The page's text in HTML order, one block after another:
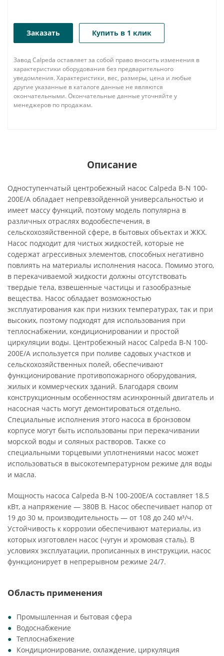
Заказать Купить в 1 клик
Завод Calpeda оставляет за собой право вносить изменения в
характеристики оборудования без предварительного
уведомления. Характеристики, вес, размеры, цена и любые
другие указанные в каталоге данные не являются
окончательными. Окончательные данные уточняйте у
менеджеров по продажам.
Описание
Одноступенчатый центробежный насос Calpeda B-N 100-
200E/A обладает непревзойденной универсальностью и
имеет массу функций, поэтому модель популярна в
различных отраслях водообеспечения, в
сельскохозяйственной сфере, в бытовых объектах и ЖКХ.
Насос подходит для чистых жидкостей, которые не
содержат агрессивных элементов, способных негативно
повлиять на материалы исполнения насоса. Помимо этого,
в перекачиваемой жидкости должны отсутствовать
твердые тела, взвешенные частицы и газообразные
вещества. Насос обладает возможностью
эксплуатирования как при низких температурах, так и при
высоких, поэтому подходят для использования при
теплоснабжении, кондиционировании и простой
циркуляции воды. Центробежный насос Calpeda B-N 100-
200E/A используется при поливе садовых участков и
сельскохозяйственных полей, обеспечивают
функционирование противопожарного оборудования,
жилых и коммерческих зданий. Благодаря своим
конструкционным особенностям асинхронный двигатель и
насосная часть могут демонтироваться отдельно.
Специальные исполнения этого насоса в бронзовом
корпусе могут быть использованы при перекачивании
морской воды и соляных растворов. Также со
специальными торцевыми уплотнениями насос может
использоваться в высокотемпературном режиме для воды
и масла.
Мощность насоса Calpeda B-N 100-200E/A составляет 18.5
кВт, а напряжение — 380В В. Насос обеспечивает напор от
19 до 30 м, производительность — от 108 до 240 м³/ч.
Устойчивость к коррозии обеспечивают материалы, из
которых изготовлен насос (чугун и хромовая сталь). В
условиях эксплуатации, прописанных в инструкции, насос
функционирует в непрерывном режиме 24/7.
Область применения
Промышленная и бытовая сфера
Водоснабжение
Теплоснабжение
Кондиционирование, охлаждение, циркуляция